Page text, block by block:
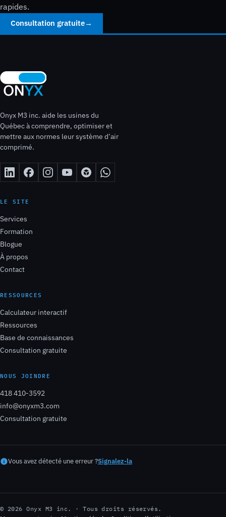
rapides.
Consultation gratuite→
Onyx M3 inc. aide les usines du
Québec à comprendre, optimiser et
mettre aux normes leur système d’air
comprimé.
LE SITE
Services
Formation
Blogue
À propos
Contact
RESSOURCES
Calculateur interactif
Ressources
Base de connaissances
Consultation gratuite
NOUS JOINDRE
418 410-3592
info@onyxm3.com
Consultation gratuite
Vous avez détecté une erreur ?Signalez-la
© 2026 Onyx M3 inc. · Tous droits réservés.